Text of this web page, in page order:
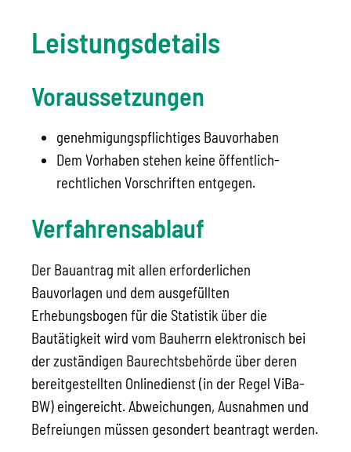
Leistungsdetails
Voraussetzungen
genehmigungspflichtiges Bauvorhaben
Dem Vorhaben stehen keine öffentlich-
rechtlichen Vorschriften entgegen.
Verfahrensablauf
Der Bauantrag mit allen erforderlichen
Bauvorlagen und dem ausgefüllten
Erhebungsbogen für die Statistik über die
Bautätigkeit wird vom Bauherrn elektronisch bei
der zuständigen Baurechtsbehörde über deren
bereitgestellten Onlinedienst (in der Regel ViBa-
BW) eingereicht. Abweichungen, Ausnahmen und
Befreiungen müssen gesondert beantragt werden.